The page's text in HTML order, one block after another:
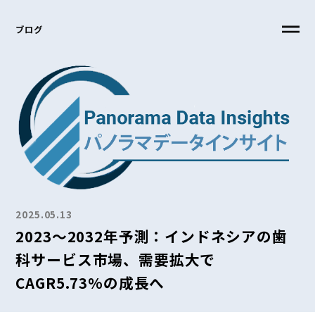
ブログ
2025.05.13
2023～2032年予測：インドネシアの歯
科サービス市場、需要拡大で
CAGR5.73%の成長へ